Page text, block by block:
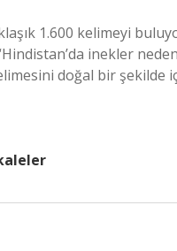
1.600 kelimeyi
inekler
doğal bir şekilde